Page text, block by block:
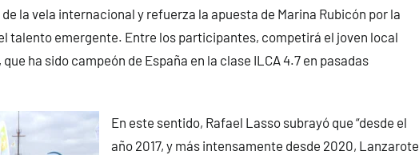
la vela internacional y refuerza la apuesta de Marina Rubicón por la
talento emergente. Entre los participantes, competirá el joven local
ha sido campeón de España en la clase ILCA 4.7 en pasadas
En este sentido, Rafael Lasso subrayó que “desde el
año 2017, y más intensamente desde 2020, Lanzarote